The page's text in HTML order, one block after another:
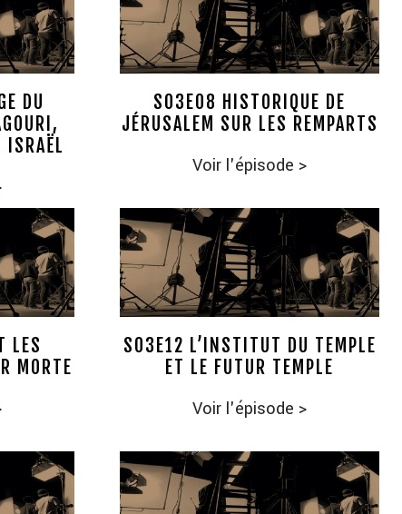
DU
ISRAËL
S03E08 HISTORIQUE DE
JÉRUSALEM SUR LES REMPARTS
Voir l'épisode >
LES
MORTE
S03E12 L’INSTITUT DU TEMPLE
ET LE FUTUR TEMPLE
Voir l'épisode >